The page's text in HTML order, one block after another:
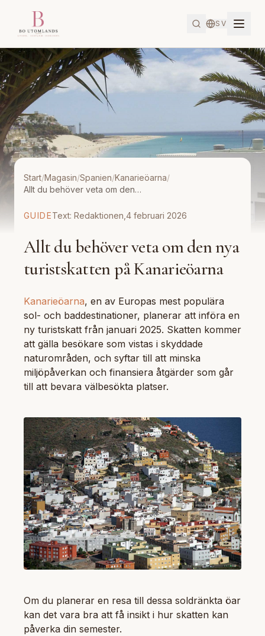
SV
Start/Magasin/Spanien/Kanarieöarna/
Allt du behöver veta om den nya turistskatten på Kanarieöarna
GUIDEText: Redaktionen 4 februari 2026
Allt du behöver veta om den nya
turistskatten på Kanarieöarna
Kanarieöarna, en av Europas mest populära
sol- och baddestinationer, planerar att införa en
ny turistskatt från januari 2025. Skatten kommer
att gälla besökare som vistas i skyddade
naturområden, och syftar till att minska
miljöpåverkan och finansiera åtgärder som går
till att bevara välbesökta platser.
Om du planerar en resa till dessa soldränkta öar
kan det vara bra att få insikt i hur skatten kan
påverka din semester.